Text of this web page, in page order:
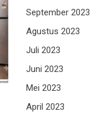
September 2023
Agustus 2023
Juli 2023
Juni 2023
Mei 2023
April 2023